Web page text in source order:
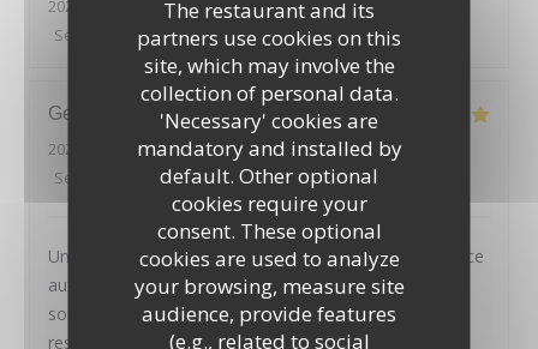
The restaurant and its
partners use cookies on this
site, which may involve the
collection of personal data.
'Necessary' cookies are
mandatory and installed by
default. Other optional
cookies require your
consent. These optional
cookies are used to analyze
your browsing, measure site
audience, provide features
(e.g., related to social
2026-08-01
- 19:45 - Guests 2
Service
/5 Ambiance : 5/5 Food: 4/5 Value:4/5
Geoffroy
2026-08-01
- 20:45 - Guests 2
Service
Ambiance :4 /5 Food :5/5 Value
Un très joli cadre, des plats tous excellents et un service
aux petits oignons : nous avons passé une excellente
soirée, et recommandons chaleureusement ce
restaurant